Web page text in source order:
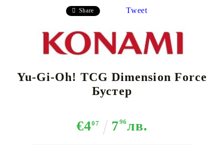
Share Tweet
Yu-Gi-Oh! TCG Dimension Force
Бустер
€407 796лв.